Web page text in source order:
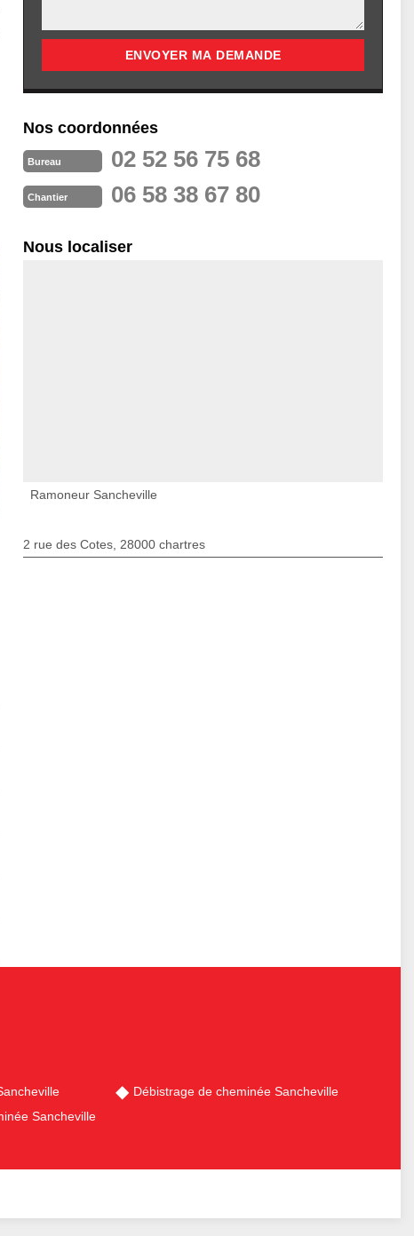
Nos coordonnées
Bureau 02 52 56 75 68
Chantier 06 58 38 67 80
Nous localiser
Ramoneur Sancheville
2 rue des Cotes, 28000 chartres
Sancheville
Débistrage de cheminée Sancheville